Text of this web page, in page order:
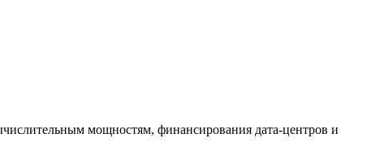
мощностям, финансирования дата-центров и